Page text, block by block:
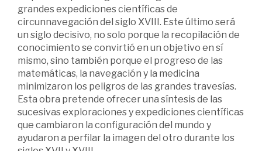
grandes expediciones científicas de
circunnavegación del siglo XVIII. Este último será
un siglo decisivo, no solo porque la recopilación de
conocimiento se convirtió en un objetivo en sí
mismo, sino también porque el progreso de las
matemáticas, la navegación y la medicina
minimizaron los peligros de las grandes travesías.
Esta obra pretende ofrecer una síntesis de las
sucesivas exploraciones y expediciones científicas
que cambiaron la configuración del mundo y
ayudaron a perfilar la imagen del otro durante los